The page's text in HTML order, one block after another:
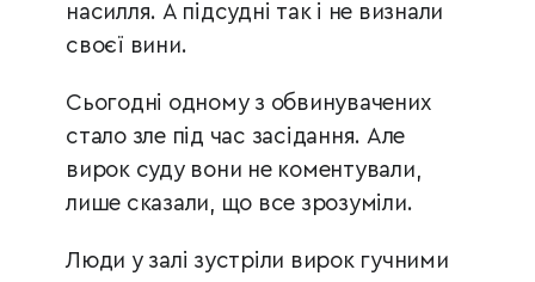
насилля. А підсудні так і не визнали
своєї вини.
Сьогодні одному з обвинувачених
стало зле під час засідання. Але
вирок суду вони не коментували,
лише сказали, що все зрозуміли.
Люди у залі зустріли вирок гучними